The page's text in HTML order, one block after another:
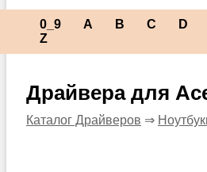
0_9 A B C D
Z
Драйвера для
Каталог Драйверов ⇒